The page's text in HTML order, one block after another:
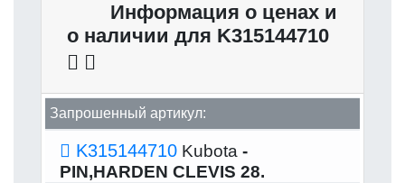
Информация о ценах и
о наличии для K315144710
Запрошенный артикул:
K315144710 Kubota -
PIN,HARDEN CLEVIS 28.